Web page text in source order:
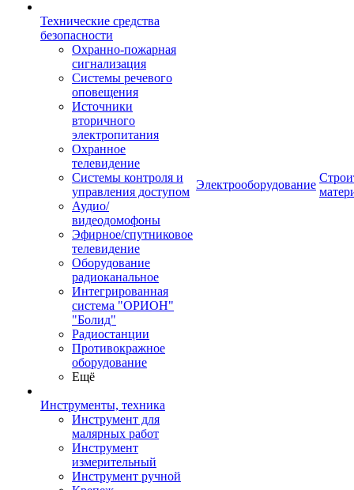
Технические средства
безопасности
Охранно-пожарная
сигнализация
Системы речевого
оповещения
Источники
вторичного
электропитания
Охранное
телевидение
Системы контроля и
управления доступом
Аудио/
видеодомофоны
Эфирное/спутниковое
телевидение
Оборудование
радиоканальное
Интегрированная
система "ОРИОН"
"Болид"
Радиостанции
Противокражное
оборудование
Ещё
Инструменты, техника
Инструмент для
малярных работ
Инструмент
измерительный
Инструмент ручной
Электрооборудование